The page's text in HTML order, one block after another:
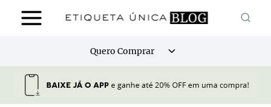
para
Quero Comprar
Alternar